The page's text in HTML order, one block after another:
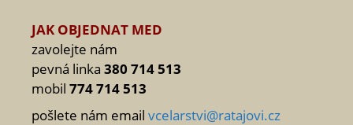
JAK OBJEDNAT MED
zavolejte nám
pevná linka 380 714 513
mobil 774 714 513
pošlete nám email vcelarstvi@ratajovi.cz